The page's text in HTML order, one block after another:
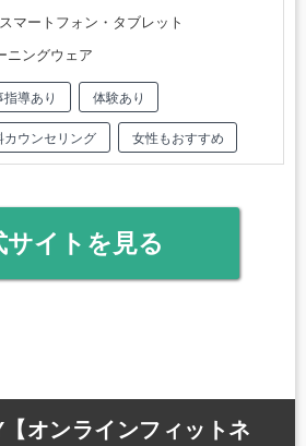
マートフォン・タブレット
ニングウェア
指導あり 体験あり
カウンセリング 女性もおすすめ
サイトを見る
オンラインフィットネ